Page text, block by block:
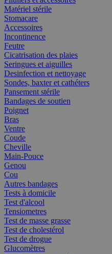
Matériel stérile
Stomacare
Accessoires
Incontinence
Feutre
Cicatrisation des plaies
Seringues et aiguilles
Desinfection et nettoyage
Sondes, baxter et cathéters
Pansement stérile
Bandages de soutien
Poignet
Bras
Ventre
Coude
Cheville
Main-Pouce
Genou
Cou
Autres bandages
Tests à domicile
Test d'alcool
Tensiometres
Test de masse grasse
Test de cholestérol
Test de drogue
Glucomètres